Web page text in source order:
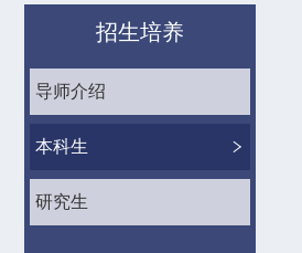
招生培养
导师介绍
本科生
研究生